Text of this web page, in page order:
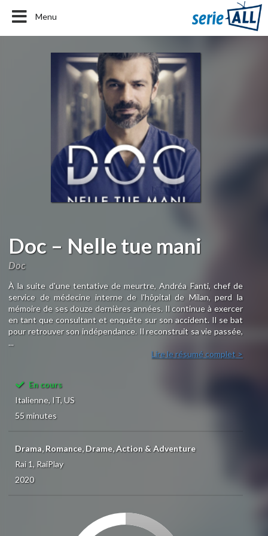
Menu
Doc – Nelle tue mani
Doc
À la suite d'une tentative de meurtre, Andréa Fanti, chef de
service de médecine interne de l'hôpital de Milan, perd la
mémoire de ses douze dernières années. Il continue à exercer
en tant que consultant et enquête sur son accident. Il se bat
pour retrouver son indépendance. Il reconstruit sa vie passée,
...
Lire le résumé complet >
En cours
Italienne, IT, US
55 minutes
Drama, Romance, Drame, Action & Adventure
Rai 1, RaiPlay
2020